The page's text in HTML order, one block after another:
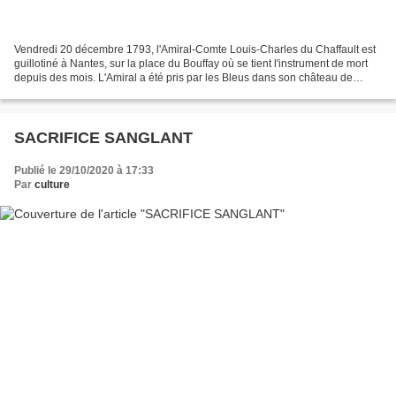
Vendredi 20 décembre 1793, l'Amiral-Comte Louis-Charles du Chaffault est
guillotiné à Nantes, sur la place du Bouffay où se tient l'instrument de mort
depuis des mois. L'Amiral a été pris par les Bleus dans son château de
SACRIFICE SANGLANT
Publié le 29/10/2020 à 17:33
Par culture